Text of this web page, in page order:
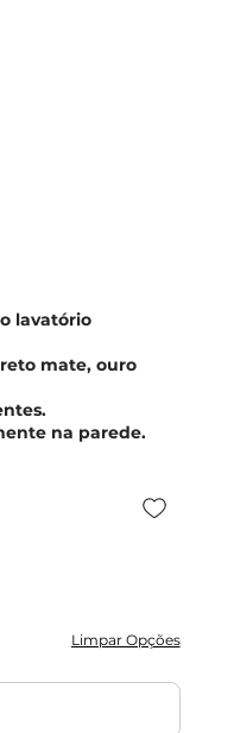
Limpar Opções
lavatório
mate, ouro
na parede.